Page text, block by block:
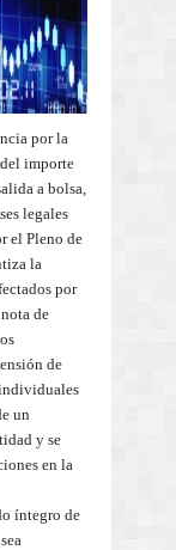
por la
importe
a bolsa,
legales
el Pleno de
la
por
de
de
un
y se
en la
íntegro de